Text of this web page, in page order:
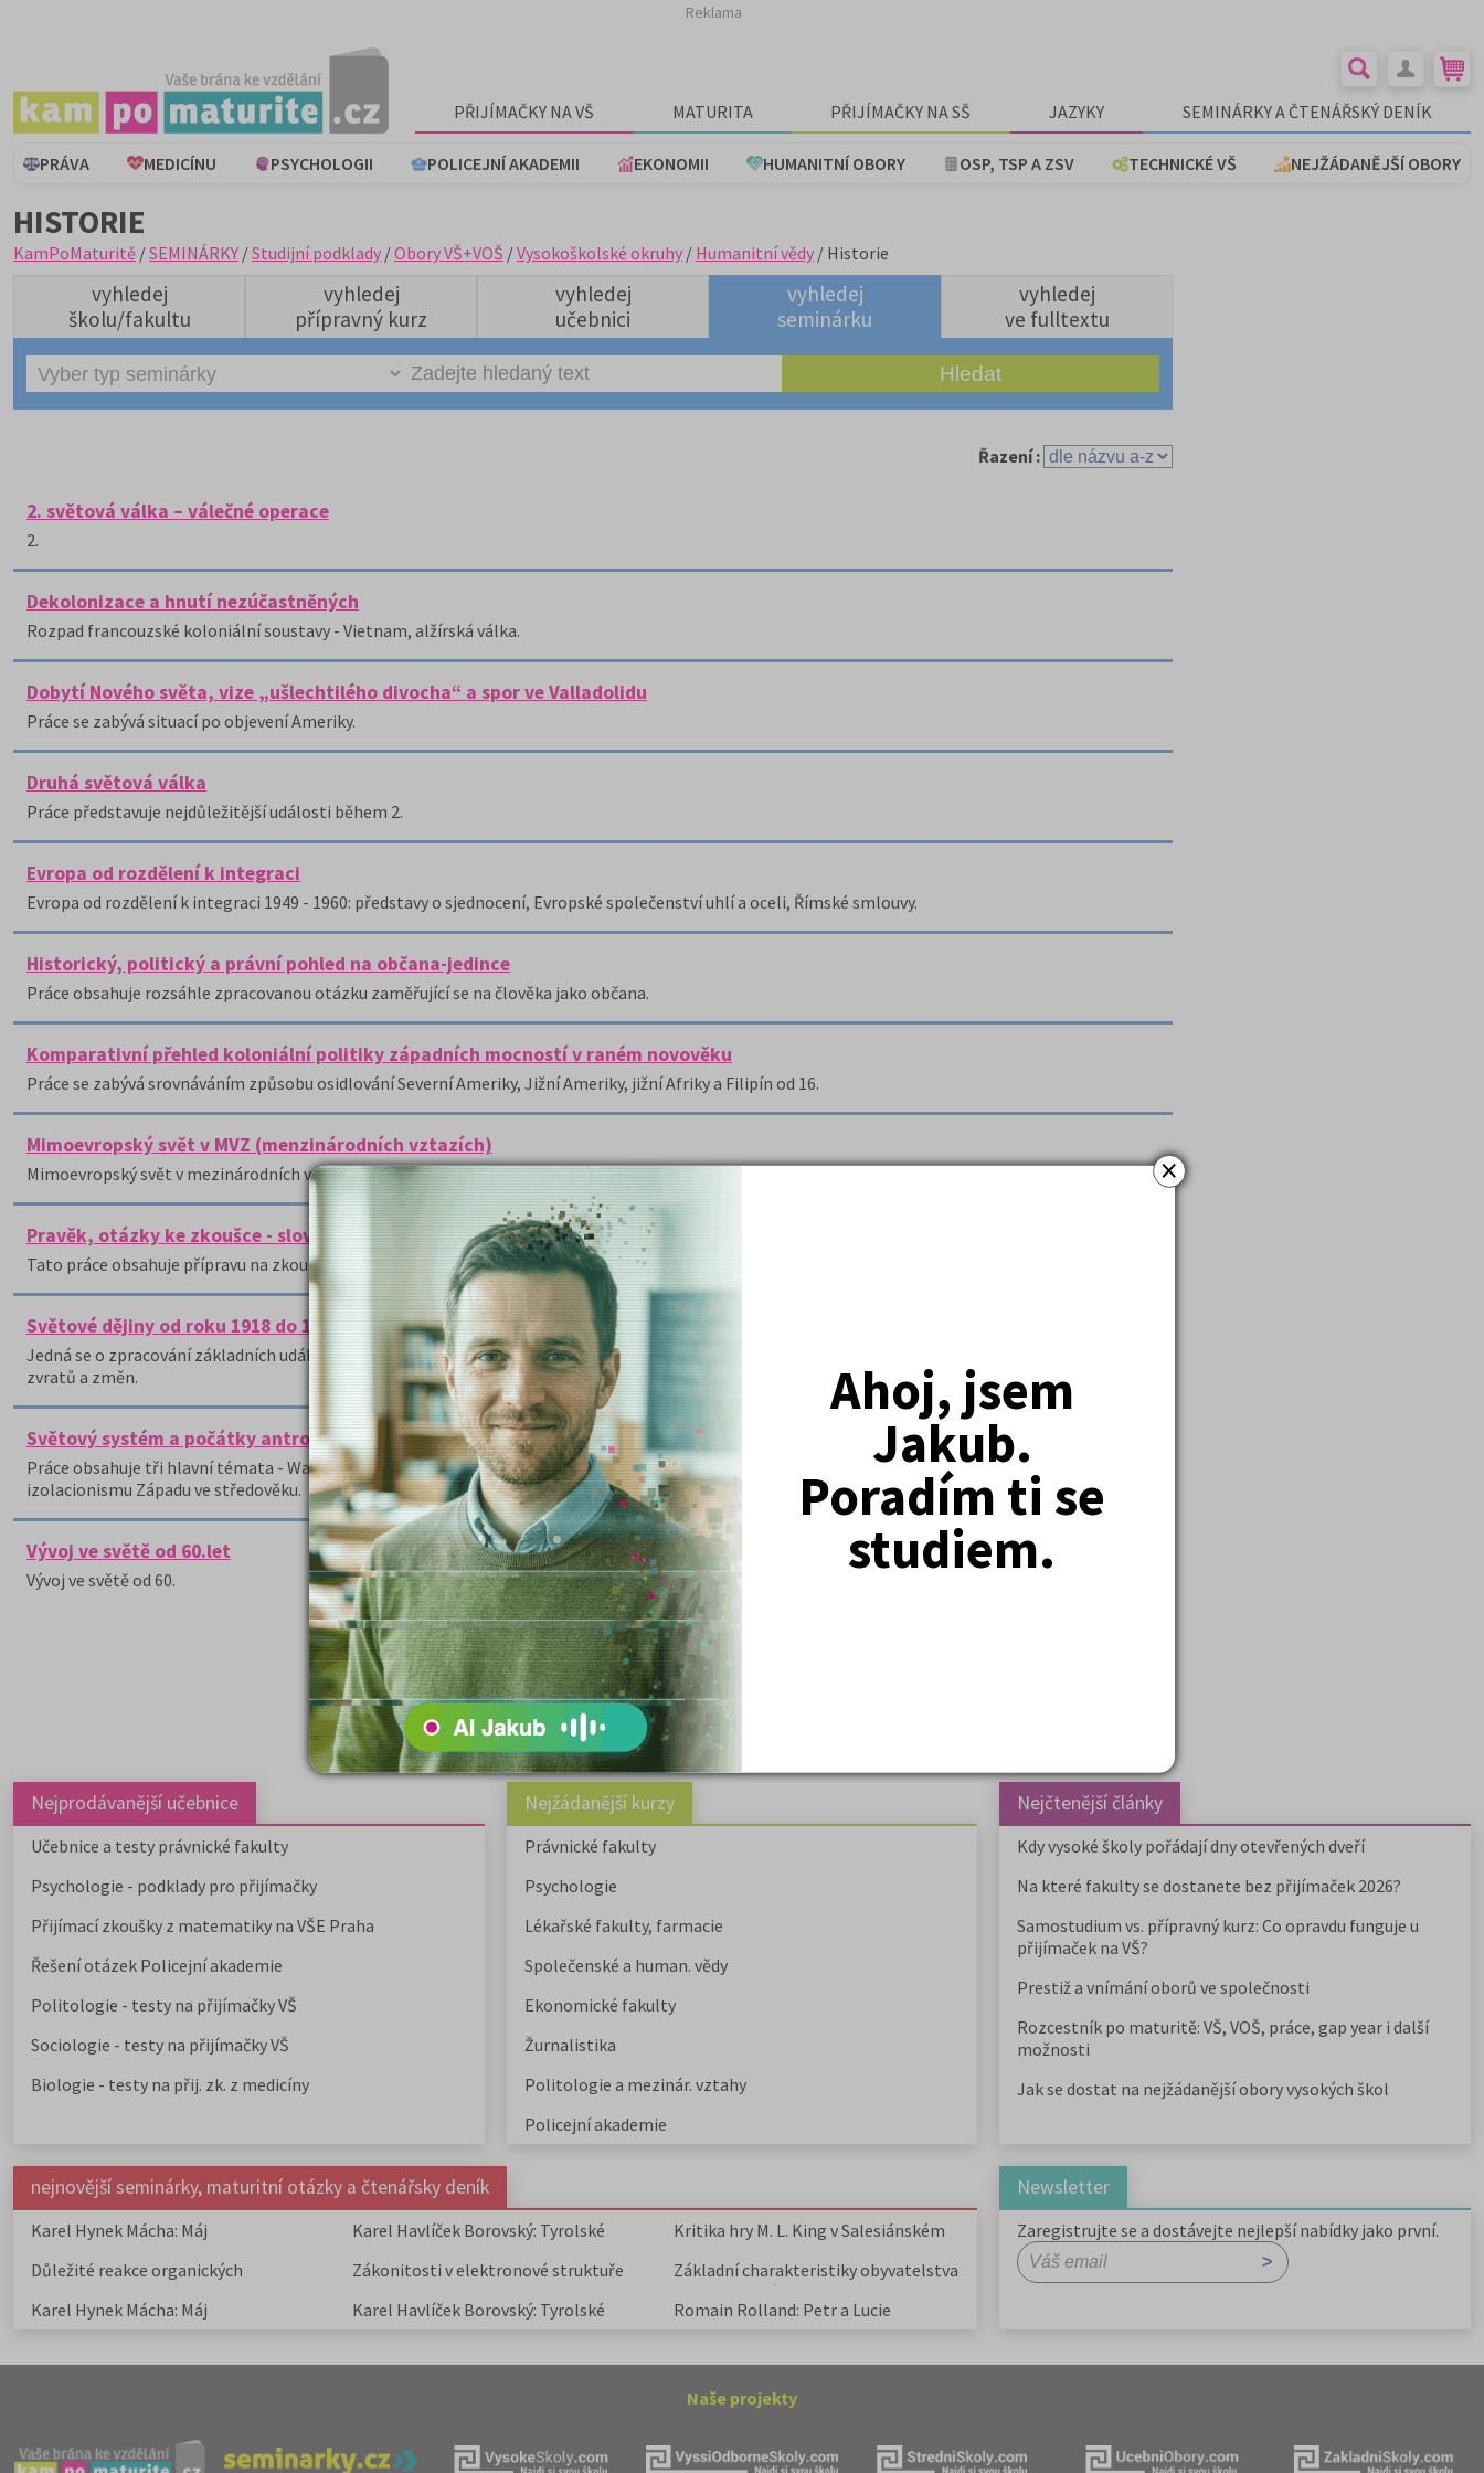
×
Ahoj, jsem
Jakub.
Poradím ti se
studiem.
Reklama
PŘIJÍMAČKY NA VŠ MATURITA PŘIJÍMAČKY NA SŠ JAZYKY SEMINÁRKY A ČTENÁŘSKÝ DENÍK
PRÁVA MEDICÍNU PSYCHOLOGII POLICEJNÍ AKADEMII EKONOMII HUMANITNÍ OBORY OSP, TSP A ZSV TECHNICKÉ VŠ NEJŽÁDANĚJŠÍ OBORY
HISTORIE
KamPoMaturitě /SEMINÁRKY /Studijní podklady /Obory VŠ+VOŠ /Vysokoškolské okruhy / Humanitní vědy / Historie
vyhledej
školu/fakultu
vyhledej
přípravný kurz
vyhledej
učebnici
vyhledej
seminárku
vyhledej
ve fulltextu
Řazení :
2. světová válka – válečné operace
2.
Dekolonizace a hnutí nezúčastněných
Rozpad francouzské koloniální soustavy - Vietnam, alžírská válka.
Dobytí Nového světa, vize „ušlechtilého divocha“ a spor ve Valladolidu
Práce se zabývá situací po objevení Ameriky.
Druhá světová válka
Práce představuje nejdůležitější události během 2.
Evropa od rozdělení k integraci
Evropa od rozdělení k integraci 1949 - 1960: představy o sjednocení, Evropské společenství uhlí a oceli, Římské smlouvy.
Historický, politický a právní pohled na občana-jedince
Práce obsahuje rozsáhle zpracovanou otázku zaměřující se na člověka jako občana.
Komparativní přehled koloniální politiky západních mocností v raném novověku
Práce se zabývá srovnáváním způsobu osidlování Severní Ameriky, Jižní Ameriky, jižní Afriky a Filipín od 16.
Mimoevropský svět v MVZ (menzinárodních vztazích)
Mimoevropský svět v mezinárodních vztazích - hypotéza 4 modernizací, dekolonizace v Africe, lokální konflikty, válka o Falklandy.
Pravěk, otázky ke zkoušce - slovensky
Tato práce obsahuje přípravu na zkoušku z historie.
Světové dějiny od roku 1918 do 1945
Jedná se o zpracování základních událostí v českých i světových dějinách od roku 1918 až po rok 1945, tedy meziválečné odbodí, ale také dobu plnou
zvratů a změn.
Světový systém a počátky antropologického myšlení, proměny Západu ve středověku
Práce obsahuje tři hlavní témata - Wallersteinovu teorii světového systému, historické předpoklady vzniku antropologického myšlení a prolomení
izolacionismu Západu ve středověku.
Vývoj ve světě od 60.let
Vývoj ve světě od 60.
Nejprodávanější učebnice
Učebnice a testy právnické fakulty
Psychologie - podklady pro přijímačky
Přijímací zkoušky z matematiky na VŠE Praha
Řešení otázek Policejní akademie
Politologie - testy na přijímačky VŠ
Sociologie - testy na přijímačky VŠ
Biologie - testy na přij. zk. z medicíny
Nejžádanější kurzy
Právnické fakulty
Psychologie
Lékařské fakulty, farmacie
Společenské a human. vědy
Ekonomické fakulty
Žurnalistika
Politologie a mezinár. vztahy
Policejní akademie
Nejčtenější články
Kdy vysoké školy pořádají dny otevřených dveří
Na které fakulty se dostanete bez přijímaček 2026?
Samostudium vs. přípravný kurz: Co opravdu funguje u
přijímaček na VŠ?
Prestiž a vnímání oborů ve společnosti
Rozcestník po maturitě: VŠ, VOŠ, práce, gap year i další
možnosti
Jak se dostat na nejžádanější obory vysokých škol
nejnovější seminárky, maturitní otázky a čtenářsky deník
Karel Hynek Mácha: Máj
Karel Havlíček Borovský: Tyrolské
Kritika hry M. L. King v Salesiánském
Důležité reakce organických
sloučenin a jejich význam
Zákonitosti v elektronové struktuře
Základní charakteristiky obyvatelstva
a geografie sídel
Karel Hynek Mácha: Máj
Karel Havlíček Borovský: Tyrolské
Romain Rolland: Petr a Lucie
Newsletter
Zaregistrujte se a dostávejte nejlepší nabídky jako první.
Naše projekty